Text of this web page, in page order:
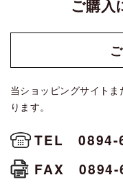
ご購入
当ショッピングサイト
ります。
TEL 0894-
FAX 0894-